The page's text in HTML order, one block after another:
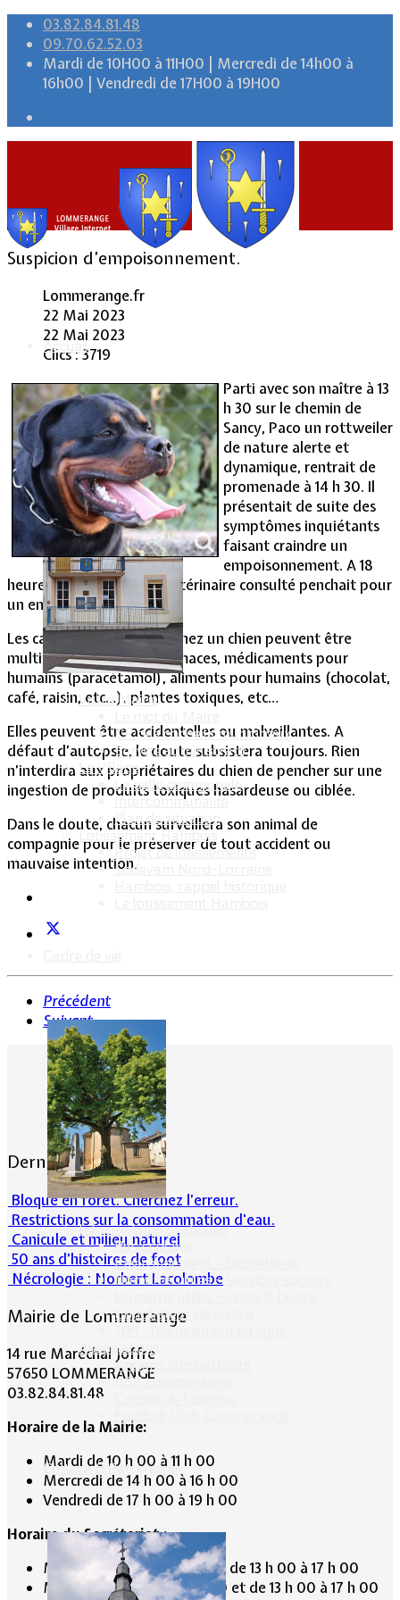
03.82.84.81.48
09.70.62.52.03
Mardi de 10H00 à 11H00 | Mercredi de 14h00 à
16h00 | Vendredi de 17H00 à 19H00
Accueil
Vie Municipale
Votre Mairie
CR des conseils municipaux
Service administratif
Le Village
La salle communale
Intercommunalité
Plan de situation
Lotissement Hambois
Projet de lotissements
Sodevam Nord-Lorraine
Informations pratiques
Bus scolaire
Environnement / Déchetterie
Numéros utiles - Services sociaux
Conciliateur de justice
TIPI : Télépaiement en ligne
Associations
Anciens combattants
ASK Lommerange
Culture & Patrimoine
Suspicion d’empoisonnement.
Lommerange.fr
22 Mai 2023
22 Mai 2023
Clics : 3719
Parti avec son maître à 13
h 30 sur le chemin de
Sancy, Paco un rottweiler
de nature alerte et
dynamique, rentrait de
promenade à 14 h 30. Il
présentait de suite des
symptômes inquiétants
faisant craindre un
empoisonnement. A 18
heures, il était mort. Le vétérinaire consulté penchait pour
un empoisonnement.
Les causes d’intoxication chez un chien peuvent être
multiples : raticide, anti-limaces, médicaments pour
humains (paracétamol), aliments pour humains (chocolat,
café, raisin, etc…), plantes toxiques, etc…
Elles peuvent être accidentelles ou malveillantes. A
défaut d’autopsie, le doute subsistera toujours. Rien
n’interdira aux propriétaires du chien de pencher sur une
ingestion de produits toxiques hasardeuse ou ciblée.
Dans le doute, chacun surveillera son animal de
compagnie pour le préserver de tout accident ou
mauvaise intention.
Précédent
Suivant
Dernières actualités
Bloqué en forêt. Cherchez l’erreur.
Restrictions sur la consommation d'eau.
Canicule et milieu naturel
50 ans d’histoires de foot
Nécrologie : Norbert Lacolombe
Mairie de Lommerange
14 rue Maréchal Joffre
57650 LOMMERANGE
03.82.84.81.48
Horaire de la Mairie:
Mardi de 10 h 00 à 11 h 00
Mercredi de 14 h 00 à 16 h 00
Vendredi de 17 h 00 à 19 h 00
Horaire du Secrétariat :
Mardi de 9 h 30 à 12 h 30 et de 13 h 00 à 17 h 00
Mercredi de 9 h 30 à 12 h 30 et de 13 h 00 à 17 h 00